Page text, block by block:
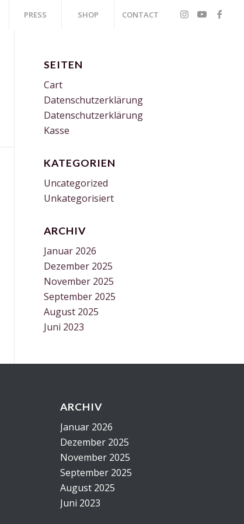
PRESS SHOP CONTACT
SEITEN
Cart
Datenschutzerklärung
Datenschutzerklärung
Kasse
KATEGORIEN
Uncategorized
Unkategorisiert
ARCHIV
Januar 2026
Dezember 2025
November 2025
September 2025
August 2025
Juni 2023
ARCHIV
Januar 2026
Dezember 2025
November 2025
September 2025
August 2025
Juni 2023